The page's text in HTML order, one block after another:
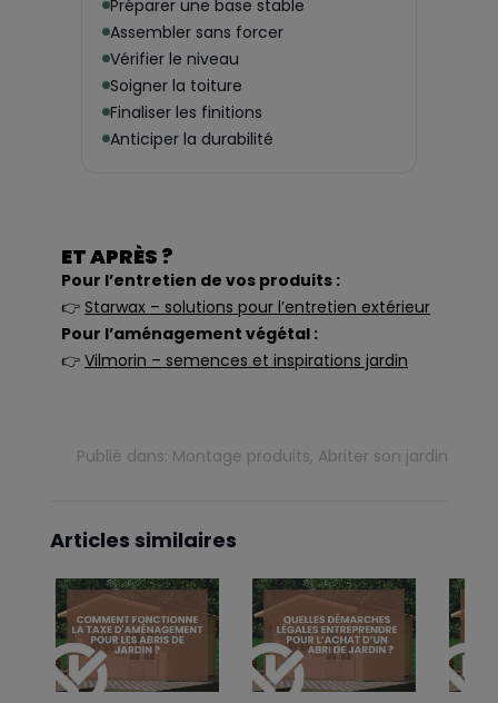
Préparer une base stable
Assembler sans forcer
Vérifier le niveau
Soigner la toiture
Finaliser les finitions
Anticiper la durabilité
ET APRÈS ?
Pour l’entretien de vos produits :
👉 Starwax – solutions pour l’entretien extérieur
Pour l’aménagement végétal :
👉 Vilmorin – semences et inspirations jardin
Publié dans: Montage produits, Abriter son jardin
Articles similaires